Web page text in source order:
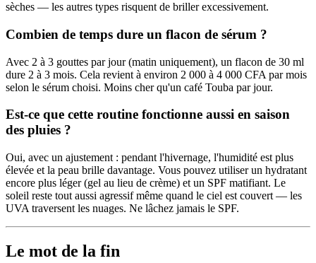
sèches — les autres types risquent de briller excessivement.
Combien de temps dure un flacon de sérum ?
Avec 2 à 3 gouttes par jour (matin uniquement), un flacon de 30 ml
dure 2 à 3 mois. Cela revient à environ 2 000 à 4 000 CFA par mois
selon le sérum choisi. Moins cher qu'un café Touba par jour.
Est-ce que cette routine fonctionne aussi en saison
des pluies ?
Oui, avec un ajustement : pendant l'hivernage, l'humidité est plus
élevée et la peau brille davantage. Vous pouvez utiliser un hydratant
encore plus léger (gel au lieu de crème) et un SPF matifiant. Le
soleil reste tout aussi agressif même quand le ciel est couvert — les
UVA traversent les nuages. Ne lâchez jamais le SPF.
Le mot de la fin